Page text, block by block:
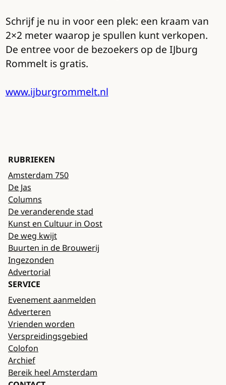
Schrijf je nu in voor een plek: een kraam van
2×2 meter waarop je spullen kunt verkopen.
De entree voor de bezoekers op de IJburg
Rommelt is gratis.
www.ijburgrommelt.nl
RUBRIEKEN
Amsterdam 750
De Jas
Columns
De veranderende stad
Kunst en Cultuur in Oost
De weg kwijt
Buurten in de Brouwerij
Ingezonden
Advertorial
SERVICE
Evenement aanmelden
Adverteren
Vrienden worden
Verspreidingsgebied
Colofon
Archief
Bereik heel Amsterdam